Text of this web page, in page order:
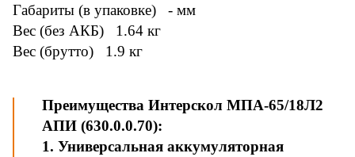
Габариты (в упаковке) - мм
Вес (без АКБ) 1.64 кг
Вес (брутто) 1.9 кг
Преимущества Интерскол МПА-65/18Л2
АПИ (630.0.0.70):
1. Универсальная аккумуляторная